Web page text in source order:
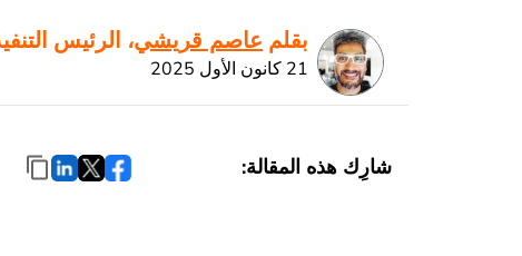
بقلم عاصم قريشي، الرئيس
21 كانون الأول 2025
شارِك هذه المقالة: